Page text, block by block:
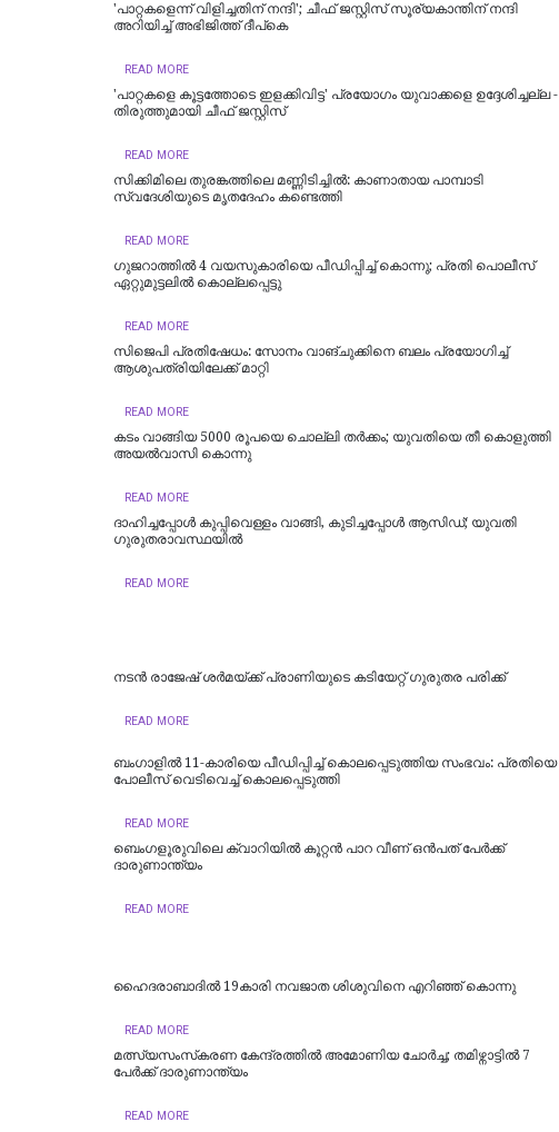
'പാറ്റകളെന്ന് വിളിച്ചതിന് നന്ദി'; ചീഫ് ജസ്റ്റിസ് സൂര്യകാന്തിന് നന്ദി
അറിയിച്ച് അഭിജിത്ത് ദീപ്‌കെ
READ MORE
'പാറ്റകളെ കൂട്ടത്തോടെ ഇളക്കിവിട്ട' പ്രയോഗം യുവാക്കളെ ഉദ്ദേശിച്ചല്ല -
തിരുത്തുമായി ചീഫ് ജസ്റ്റിസ്
READ MORE
സിക്കിമിലെ തുരങ്കത്തിലെ മണ്ണിടിച്ചില്‍: കാണാതായ പാമ്പാടി
സ്വദേശിയുടെ മൃതദേഹം കണ്ടെത്തി
READ MORE
ഗുജറാത്തിൽ 4 വയസുകാരിയെ പീഡിപ്പിച്ച് കൊന്നു; പ്രതി പൊലീസ്
ഏറ്റുമുട്ടലിൽ കൊല്ലപ്പെട്ടു
READ MORE
സിജെപി പ്രതിഷേധം: സോനം വാങ്ചുക്കിനെ ബലം പ്രയോഗിച്ച്
ആശുപത്രിയിലേക്ക് മാറ്റി
READ MORE
കടം വാങ്ങിയ 5000 രൂപയെ ചൊല്ലി തര്‍ക്കം; യുവതിയെ തീ കൊളുത്തി
അയല്‍വാസി കൊന്നു
READ MORE
ദാഹിച്ചപ്പോള്‍ കുപ്പിവെള്ളം വാങ്ങി, കുടിച്ചപ്പോള്‍ ആസിഡ്; യുവതി
ഗുരുതരാവസ്ഥയില്‍
READ MORE
നടൻ രാജേഷ് ശർമയ്ക്ക് പ്രാണിയുടെ കടിയേറ്റ് ഗുരുതര പരിക്ക്
READ MORE
ബംഗാളിൽ 11-കാരിയെ പീഡിപ്പിച്ച് കൊലപ്പെടുത്തിയ സംഭവം: പ്രതിയെ
പോലീസ് വെടിവെച്ച് കൊലപ്പെടുത്തി
READ MORE
ബെംഗളൂരുവിലെ ക്വാറിയിൽ കൂറ്റൻ പാറ വീണ് ഒൻപത് പേർക്ക്
ദാരുണാന്ത്യം
READ MORE
ഹൈദരാബാദില്‍ 19കാരി നവജാത ശിശുവിനെ എറിഞ്ഞ് കൊന്നു
READ MORE
മത്സ്യസംസ്‌കരണ കേന്ദ്രത്തിൽ അമോണിയ ചോർച്ച; തമിഴ്നാട്ടിൽ 7
പേർക്ക് ദാരുണാന്ത്യം ‌‌
READ MORE